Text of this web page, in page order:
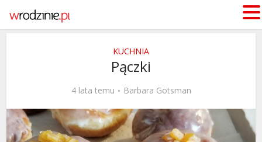
KUCHNIA
Pączki
4 lata temu Barbara Gotsman